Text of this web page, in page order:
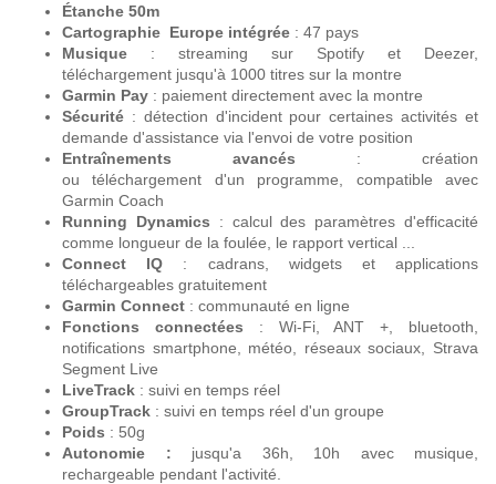
Étanche 50m
Cartographie Europe intégrée : 47 pays
Musique
: streaming sur Spotify et Deezer,
téléchargement jusqu'à 1000 titres sur la montre
Garmin Pay : paiement directement avec la montre
Sécurité : détection d'incident pour certaines activités et
demande d'assistance via l'envoi de votre position
Entraînements avancés
: création
ou téléchargement d'un programme, compatible avec
Garmin Coach
Running Dynamics
: calcul des paramètres d'efficacité
comme longueur de la foulée, le rapport vertical ...
Connect IQ
: cadrans, widgets et applications
téléchargeables gratuitement
Garmin Connect : communauté en ligne
Fonctions connectées
: Wi-Fi, ANT +, bluetooth,
notifications smartphone, météo, réseaux sociaux, Strava
Segment Live
LiveTrack : suivi en temps réel
GroupTrack : suivi en temps réel d'un groupe
Poids : 50g
Autonomie : jusqu'a 36h, 10h avec musique,
rechargeable pendant l'activité.